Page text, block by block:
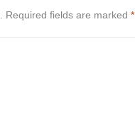
Required fields are marked *